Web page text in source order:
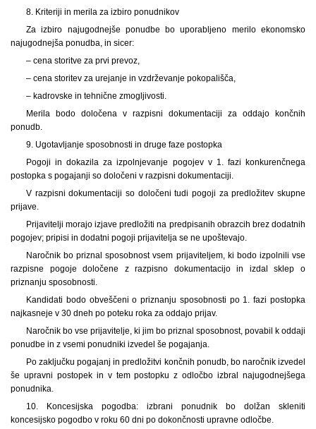
8. Kriteriji in merila za izbiro ponudnikov
Za izbiro najugodnejše ponudbe bo uporabljeno merilo ekonomsko
najugodnejša ponudba, in sicer:
– cena storitve za prvi prevoz,
– cena storitev za urejanje in vzdrževanje pokopališča,
– kadrovske in tehnične zmogljivosti.
Merila bodo določena v razpisni dokumentaciji za oddajo končnih
ponudb.
9. Ugotavljanje sposobnosti in druge faze postopka
Pogoji in dokazila za izpolnjevanje pogojev v 1. fazi konkurenčnega
postopka s pogajanji so določeni v razpisni dokumentaciji.
V razpisni dokumentaciji so določeni tudi pogoji za predložitev skupne
prijave.
Prijavitelji morajo izjave predložiti na predpisanih obrazcih brez dodatnih
pogojev; pripisi in dodatni pogoji prijavitelja se ne upoštevajo.
Naročnik bo priznal sposobnost vsem prijaviteljem, ki bodo izpolnili vse
razpisne pogoje določene z razpisno dokumentacijo in izdal sklep o
priznanju sposobnosti.
Kandidati bodo obveščeni o priznanju sposobnosti po 1. fazi postopka
najkasneje v 30 dneh po poteku roka za oddajo prijav.
Naročnik bo vse prijavitelje, ki jim bo priznal sposobnost, povabil k oddaji
ponudbe in z vsemi ponudniki izvedel še pogajanja.
Po zaključku pogajanj in predložitvi končnih ponudb, bo naročnik izvedel
še upravni postopek in v tem postopku z odločbo izbral najugodnejšega
ponudnika.
10. Koncesijska pogodba: izbrani ponudnik bo dolžan skleniti
koncesijsko pogodbo v roku 60 dni po dokončnosti upravne odločbe.